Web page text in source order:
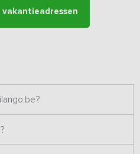
Terwijl je geniet van de rust en
aangrenzende camping of in
ligt direct achter de
niet over de camping hoeft om
terrein, met daartussen een